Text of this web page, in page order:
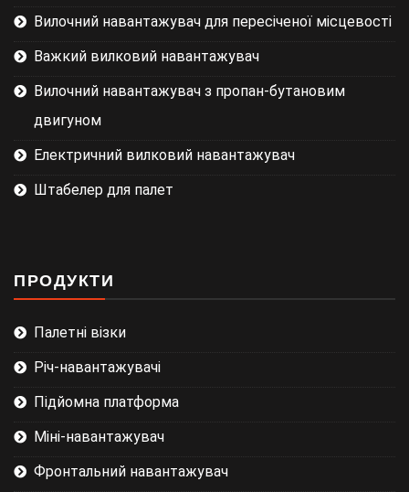
Вилочний навантажувач для пересіченої місцевості
Важкий вилковий навантажувач
Вилочний навантажувач з пропан-бутановим
двигуном
Електричний вилковий навантажувач
Штабелер для палет
ПРОДУКТИ
Палетні візки
Річ-навантажувачі
Підйомна платформа
Міні-навантажувач
Фронтальний навантажувач